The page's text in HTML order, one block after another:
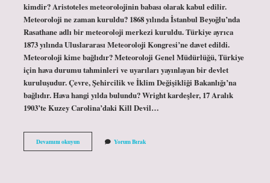
kimdir? Aristoteles meteorolojinin babası olarak kabul edilir.
Meteoroloji ne zaman kuruldu? 1868 yılında İstanbul Beyoğlu’nda
Rasathane adlı bir meteoroloji merkezi kuruldu. Türkiye ayrıca
1873 yılında Uluslararası Meteoroloji Kongresi’ne davet edildi.
Meteoroloji kime bağlıdır? Meteoroloji Genel Müdürlüğü, Türkiye
için hava durumu tahminleri ve uyarıları yayınlayan bir devlet
kuruluşudur. Çevre, Şehircilik ve İklim Değişikliği Bakanlığı’na
bağlıdır. Hava hangi yılda bulundu? Wright kardeşler, 17 Aralık
1903’te Kuzey Carolina’daki Kill Devil…
Devamını okuyunMeteoroloji
Kim
Yorum Bırak